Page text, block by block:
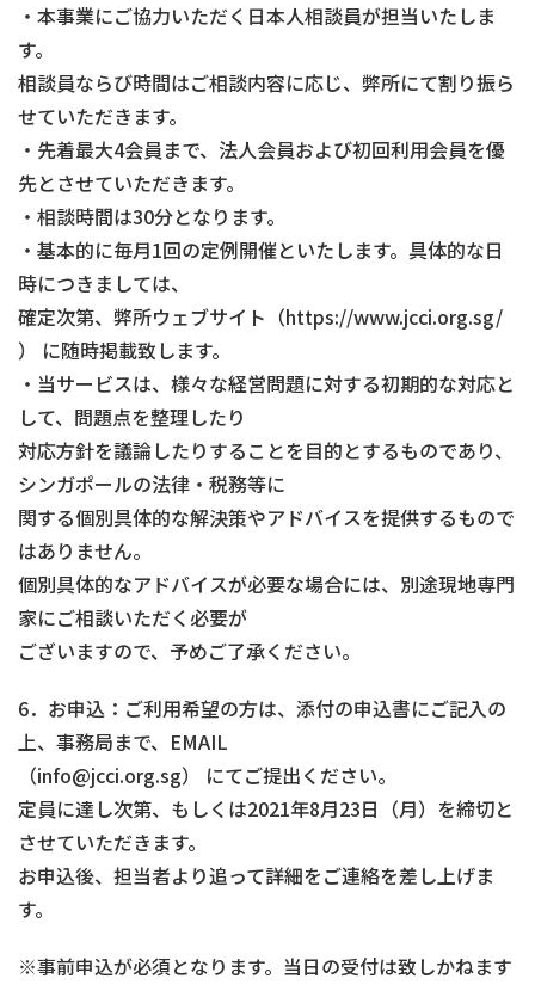
・本事業にご協力いただく日本人相談員が担当いたしま
す。
相談員ならび時間はご相談内容に応じ、弊所にて割り振ら
せていただきます。
・先着最大4会員まで、法人会員および初回利用会員を優
先とさせていただきます。
・相談時間は30分となります。
・基本的に毎月1回の定例開催といたします。具体的な日
時につきましては、
確定次第、弊所ウェブサイト（https://www.jcci.org.sg/
） に随時掲載致します。
・当サービスは、様々な経営問題に対する初期的な対応と
して、問題点を整理したり
対応方針を議論したりすることを目的とするものであり、
シンガポールの法律・税務等に
関する個別具体的な解決策やアドバイスを提供するもので
はありません。
個別具体的なアドバイスが必要な場合には、別途現地専門
家にご相談いただく必要が
ございますので、予めご了承ください。
6．お申込：ご利用希望の方は、添付の申込書にご記入の
上、事務局まで、EMAIL
（info@jcci.org.sg） にてご提出ください。
定員に達し次第、もしくは2021年8月23日（月）を締切と
させていただきます。
お申込後、担当者より追って詳細をご連絡を差し上げま
す。
※事前申込が必須となります。当日の受付は致しかねます